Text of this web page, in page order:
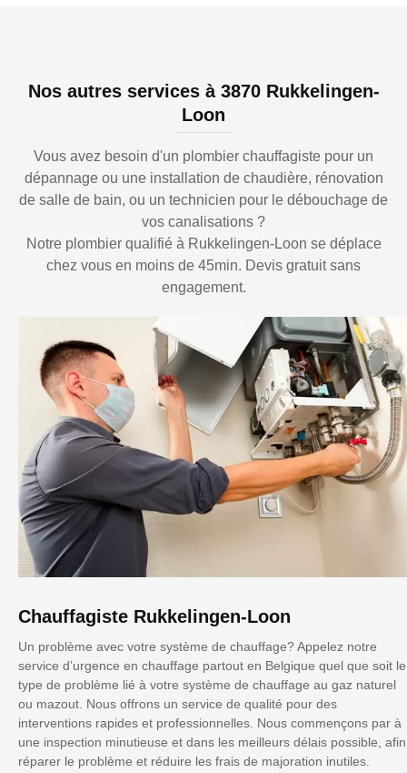
Nos autres services à 3870 Rukkelingen-
Loon
Vous avez besoin d'un plombier chauffagiste pour un
dépannage ou une installation de chaudière, rénovation
de salle de bain, ou un technicien pour le débouchage de
vos canalisations ?
Notre plombier qualifié à Rukkelingen-Loon se déplace
chez vous en moins de 45min. Devis gratuit sans
engagement.
Chauffagiste Rukkelingen-Loon
Un problème avec votre système de chauffage? Appelez notre
service d’urgence en chauffage partout en Belgique quel que soit le
type de problème lié à votre système de chauffage au gaz naturel
ou mazout. Nous offrons un service de qualité pour des
interventions rapides et professionnelles. Nous commençons par à
une inspection minutieuse et dans les meilleurs délais possible, afin
réparer le problème et réduire les frais de majoration inutiles.